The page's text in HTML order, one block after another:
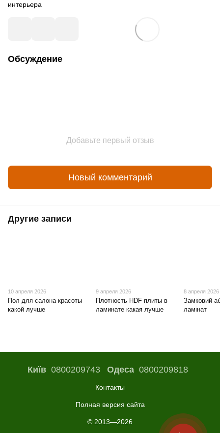
интерьера
Обсуждение
Добавьте первый отзыв
Новый комментарий
Другие записи
10 апреля 2026
Пол для салона красоты
какой лучше
9 апреля 2026
Плотность HDF плиты в
ламинате какая лучше
8 апреля 2026
Замковий
ламінат
Київ0800209743 Одеса0800209818
Контакты
Полная версия сайта
© 2013—2026